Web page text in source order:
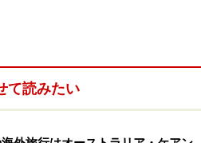
、機内持ち込み荷物のみにす
て読みたい